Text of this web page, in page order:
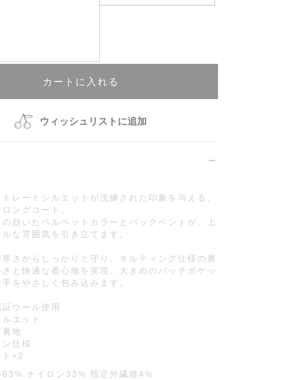
カートに入れる
ウィッシュリストに追加
トレートシルエットが洗練された印象を与える、
ングコート。
の効いたベルベットカラーとバックベントが、上
な雰囲気を引き立てます。
寒さからしっかりと守り、キルティング仕様の裏
と快適な着心地を実現。大きめのパッチポケッ
手をやさしく包み込みます。
ウール使用
エット
裏地
仕様
ト×2
63% ナイロン33% 指定外繊維4%